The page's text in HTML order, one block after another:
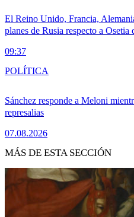
El Reino Unido, Francia,
planes de Rusia respecto a Osetia
09:37
Sánchez responde a Meloni
represalias
07.08.2026
POLÍTICA
MÁS DE ESTA SECCIÓN